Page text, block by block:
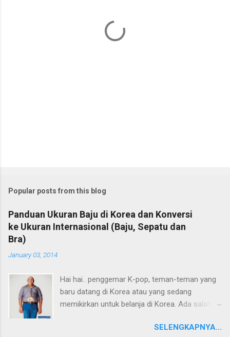
Popular posts from this blog
Panduan Ukuran Baju di Korea dan Konversi
ke Ukuran Internasional (Baju, Sepatu dan
Bra)
January 03, 2014
Hai hai.. penggemar K-pop, teman-teman yang
baru datang di Korea atau yang sedang
memikirkan untuk belanja di Korea. Ada salah
membeli barang-barang dari Korea yaitu
SELENGKAPNYA...